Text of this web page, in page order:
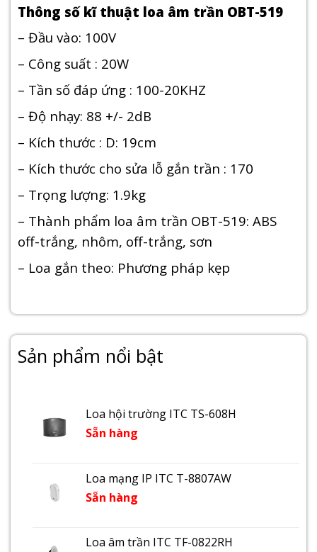
Thông số kĩ thuật loa âm trần OBT-519
– Đầu vào: 100V
– Công suất : 20W
– Tần số đáp ứng : 100-20KHZ
– Độ nhạy: 88 +/- 2dB
– Kích thước : D: 19cm
– Kích thước cho sửa lỗ gắn trần : 170
– Trọng lượng: 1.9kg
– Thành phẩm loa âm trần OBT-519: ABS
off-trắng, nhôm, off-trắng, sơn
– Loa gắn theo: Phương pháp kẹp
Sản phẩm nổi bật
Loa hội trường ITC TS-608H
Sẵn hàng
Loa mạng IP ITC T-8807AW
Sẵn hàng
Loa âm trần ITC TF-0822RH